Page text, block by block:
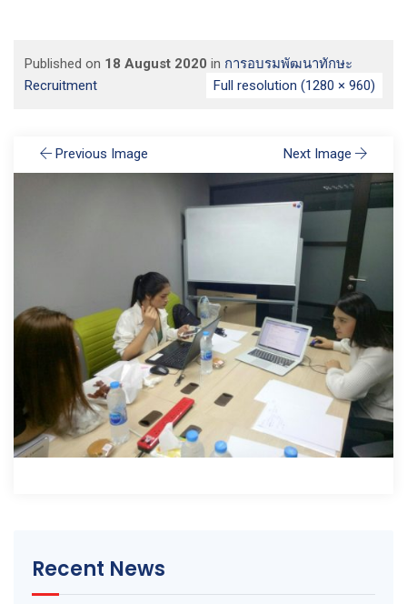
Published on 18 August 2020 in การอบรมพัฒนาทักษะ
Recruitment
Full resolution (1280 × 960)
Previous Image Next Image
Recent News